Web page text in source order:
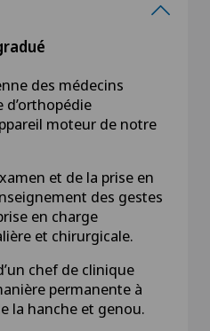
des médecins
d’orthopédie
moteur de notre
et de la prise en
des gestes
en charge
et chirurgicale.
chef de clinique
permanente à
la hanche et genou.